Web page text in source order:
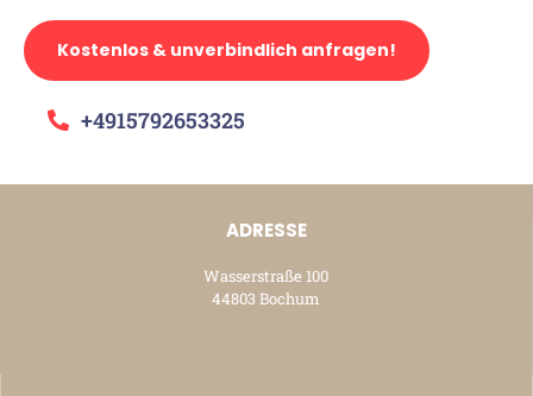
Kostenlos & unverbindlich anfragen!
+4915792653325
ADRESSE
Wasserstraße 100
44803 Bochum